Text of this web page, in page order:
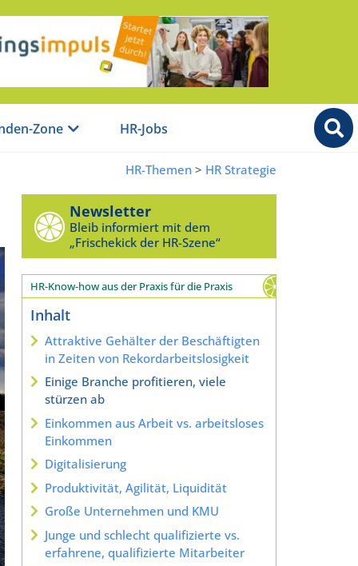
Zone HR-Jobs
HR-Themen > HR Strategie
Newsletter
Bleib informiert mit dem
„Frischekick der HR-Szene“
HR-Know-how aus der Praxis für die Praxis
Inhalt
Attraktive Gehälter der Beschäftigten
in Zeiten von Rekordarbeitslosigkeit
Einige Branche profitieren, viele
stürzen ab
Einkommen aus Arbeit vs. arbeitsloses
Einkommen
Digitalisierung
Produktivität, Agilität, Liquidität
Große Unternehmen und KMU
Junge und schlecht qualifizierte vs.
erfahrene, qualifizierte Mitarbeiter